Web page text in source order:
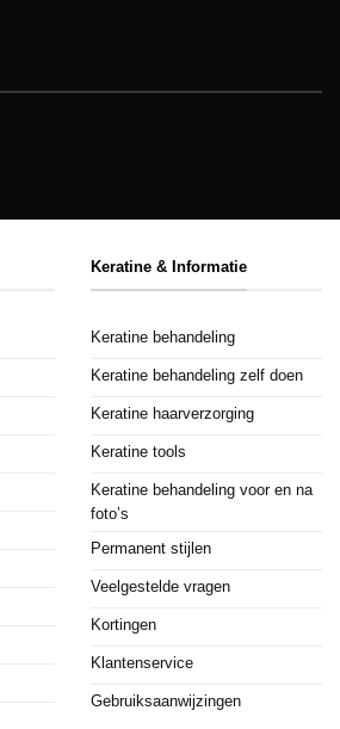
Keratine & Informatie
Keratine behandeling
Keratine behandeling zelf doen
Keratine haarverzorging
Keratine tools
Keratine behandeling voor en na
foto’s
Permanent stijlen
Veelgestelde vragen
Kortingen
Klantenservice
Gebruiksaanwijzingen